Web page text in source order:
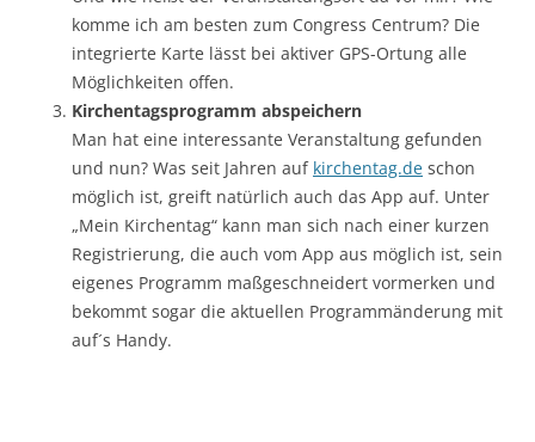
komme ich am besten zum Congress Centrum? Die
integrierte Karte lässt bei aktiver GPS-Ortung alle
Möglichkeiten offen.
Kirchentagsprogramm abspeichern
Man hat eine interessante Veranstaltung gefunden
und nun? Was seit Jahren auf kirchentag.de schon
möglich ist, greift natürlich auch das App auf. Unter
„Mein Kirchentag“ kann man sich nach einer kurzen
Registrierung, die auch vom App aus möglich ist, sein
eigenes Programm maßgeschneidert vormerken und
bekommt sogar die aktuellen Programmänderung mit
auf´s Handy.